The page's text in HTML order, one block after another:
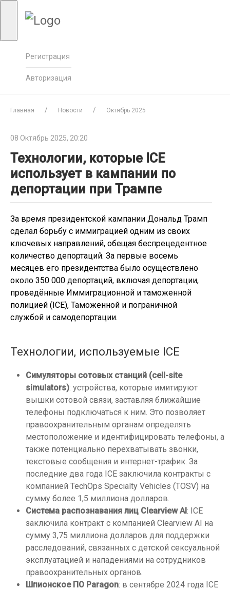
Регистрация
Авторизация
Главная Новости Октябрь 2025
08 Октябрь 2025, 20:20
Технологии, которые ICE
использует в кампании по
депортации при Трампе
За время президентской кампании Дональд Трамп
сделал борьбу с иммиграцией одним из своих
ключевых направлений, обещая беспрецедентное
количество депортаций. За первые восемь
месяцев его президентства было осуществлено
около 350 000 депортаций, включая депортации,
проведённые Иммиграционной и таможенной
полицией (ICE), Таможенной и пограничной
службой и самодепортации.
Технологии, используемые ICE
Симуляторы сотовых станций (cell-site
simulators): устройства, которые имитируют
вышки сотовой связи, заставляя ближайшие
телефоны подключаться к ним. Это позволяет
правоохранительным органам определять
местоположение и идентифицировать телефоны, а
также потенциально перехватывать звонки,
текстовые сообщения и интернет-трафик. За
последние два года ICE заключила контракты с
компанией TechOps Specialty Vehicles (TOSV) на
сумму более 1,5 миллиона долларов.
Система распознавания лиц Clearview AI: ICE
заключила контракт с компанией Clearview AI на
сумму 3,75 миллиона долларов для поддержки
расследований, связанных с детской сексуальной
эксплуатацией и нападениями на сотрудников
правоохранительных органов.
Шпионское ПО Paragon: в сентябре 2024 года ICE